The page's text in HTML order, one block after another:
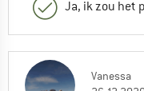
Ja, ik zou het
Vanessa